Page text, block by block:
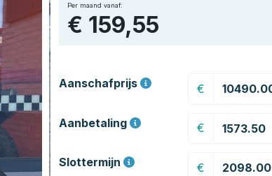
Per maand vanaf:
€ 159,55
Aanschafprijs €
Aanbetaling €
Slottermijn €